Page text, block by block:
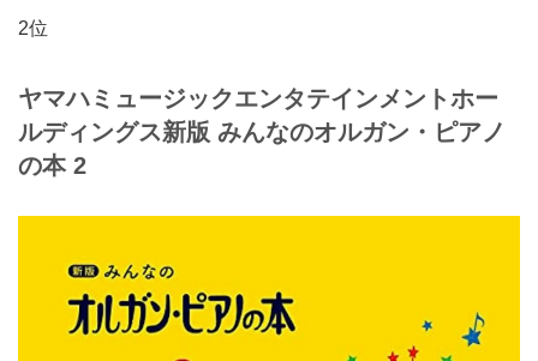
2位
ヤマハミュージックエンタテインメントホー
ルディングス新版 みんなのオルガン・ピアノ
の本 2